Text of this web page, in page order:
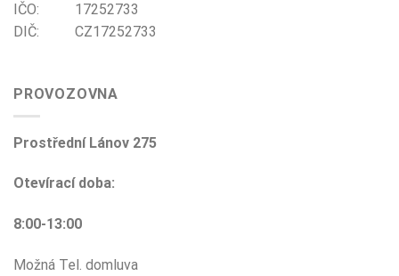
IČO: 17252733
DIČ: CZ17252733
PROVOZOVNA
Prostřední Lánov 275
Otevírací doba:
8:00-13:00
Možná Tel. domluva